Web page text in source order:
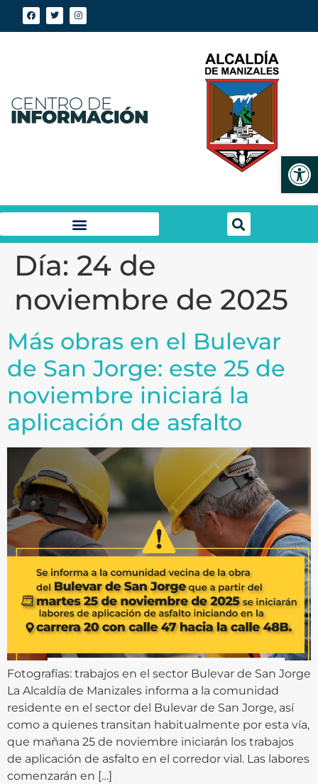
Día: 24 de
noviembre de 2025
Más obras en el Bulevar
de San Jorge: este 25 de
noviembre iniciará la
aplicación de asfalto
Fotografías: trabajos en el sector Bulevar de San Jorge
La Alcaldía de Manizales informa a la comunidad
residente en el sector del Bulevar de San Jorge, así
como a quienes transitan habitualmente por esta vía,
que mañana 25 de noviembre iniciarán los trabajos
de aplicación de asfalto en el corredor vial. Las labores
comenzarán en […]